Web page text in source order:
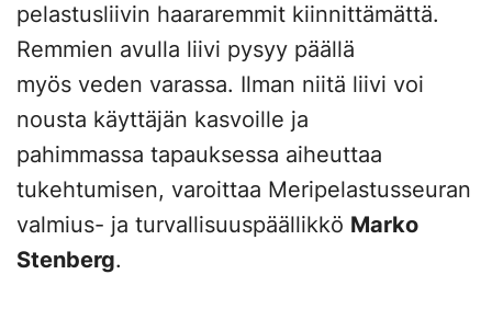
pelastusliivin haararemmit kiinnittämättä.
Remmien avulla liivi pysyy päällä
myös veden varassa. Ilman niitä liivi voi
nousta käyttäjän kasvoille ja
pahimmassa tapauksessa aiheuttaa
tukehtumisen, varoittaa Meripelastusseuran
valmius- ja turvallisuuspäällikkö Marko
Stenberg.